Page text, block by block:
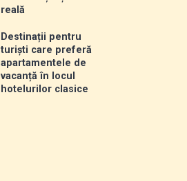
reală
Destinații pentru
turiști care preferă
apartamentele de
vacanță în locul
hotelurilor clasice